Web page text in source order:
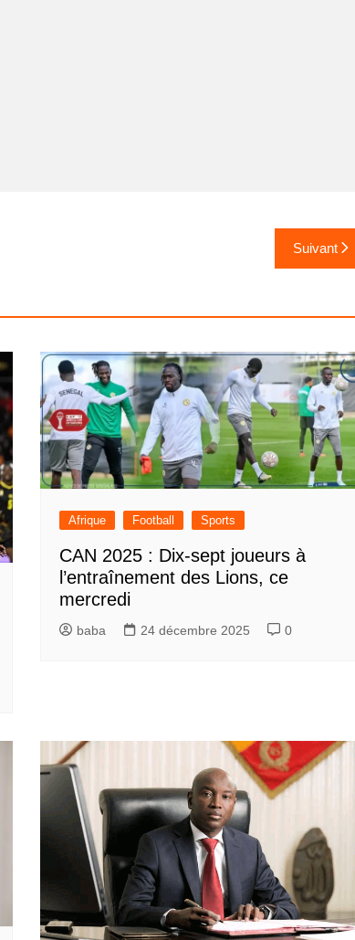
Suivant
Afrique Football Sports
CAN 2025 : Dix-sept joueurs à
l’entraînement des Lions, ce
mercredi
baba 24 décembre 2025 0